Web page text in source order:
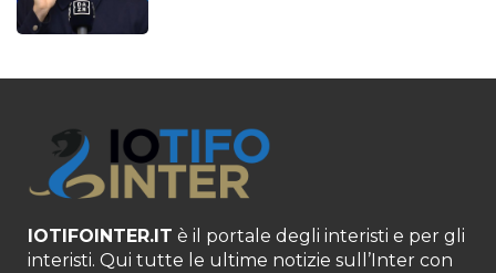
IOTIFOINTER.IT è il portale degli interisti e per gli
interisti. Qui tutte le ultime notizie sull’Inter con